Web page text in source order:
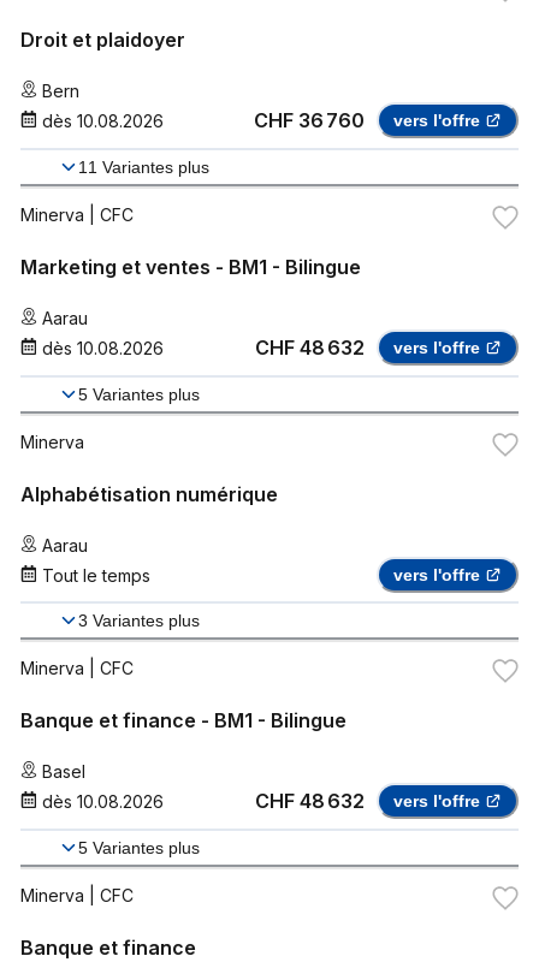
Droit et plaidoyer
Bern
dès 10.08.2026 CHF 36 760 vers l'offre
11 Variantes plus
Minerva | CFC
Marketing et ventes - BM1 - Bilingue
Aarau
dès 10.08.2026 CHF 48 632 vers l'offre
5 Variantes plus
Minerva
Alphabétisation numérique
Aarau
Tout le temps
vers l'offre
3 Variantes plus
Minerva | CFC
Banque et finance - BM1 - Bilingue
Basel
dès 10.08.2026 CHF 48 632 vers l'offre
5 Variantes plus
Minerva | CFC
Banque et finance